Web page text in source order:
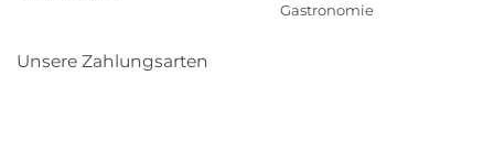
Gastronomie
Unsere Zahlungsarten